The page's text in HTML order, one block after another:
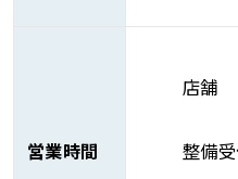
営業時間
店舗
整備